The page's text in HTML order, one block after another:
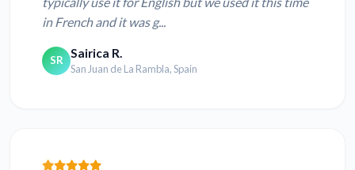
in French and it was g...
SR Sairica R.
San Juan de La Rambla, Spain